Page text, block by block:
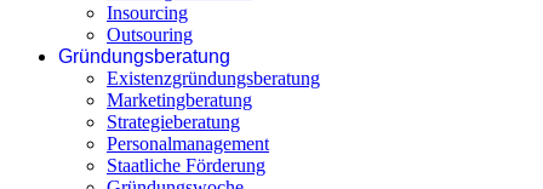
Insourcing
Outsouring
Gründungsberatung
Existenzgründungsberatung
Marketingberatung
Strategieberatung
Personalmanagement
Staatliche Förderung